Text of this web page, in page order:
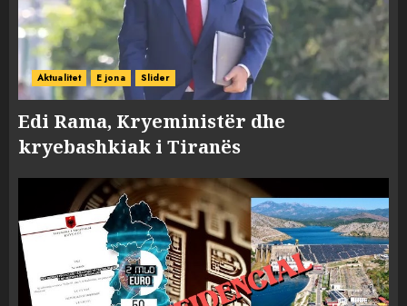
Aktualitet E jona Slider
Edi Rama, Kryeministër dhe
kryebashkiak i Tiranës